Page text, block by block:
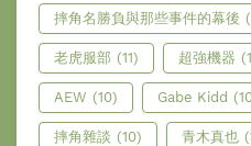
摔角名勝負與那些事件的幕後
老虎服部 (11) 超強機器
AEW (10) Gabe Kidd
摔角雜談 (10) 青木真也